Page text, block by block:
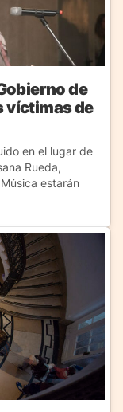
de
víctimas de
en el lugar de
Rueda,
estarán